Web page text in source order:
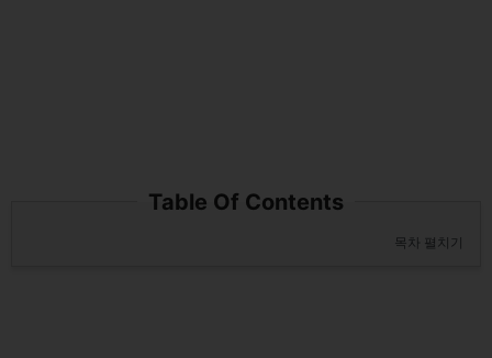
Table Of Contents
목차 펼치기